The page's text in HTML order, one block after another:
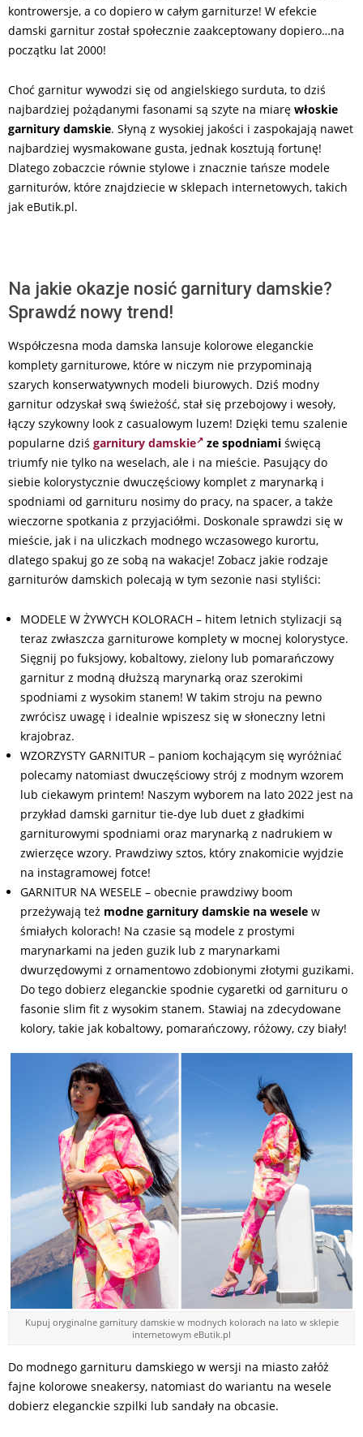
kontrowersje, a co dopiero w całym garniturze! W efekcie
damski garnitur został społecznie zaakceptowany dopiero…na
początku lat 2000!
Choć garnitur wywodzi się od angielskiego surduta, to dziś
najbardziej pożądanymi fasonami są szyte na miarę włoskie
garnitury damskie. Słyną z wysokiej jakości i zaspokajają nawet
najbardziej wysmakowane gusta, jednak kosztują fortunę!
Dlatego zobaczcie równie stylowe i znacznie tańsze modele
garniturów, które znajdziecie w sklepach internetowych, takich
jak eButik.pl.
Na jakie okazje nosić garnitury damskie?
Sprawdź nowy trend!
Współczesna moda damska lansuje kolorowe eleganckie
komplety garniturowe, które w niczym nie przypominają
szarych konserwatywnych modeli biurowych. Dziś modny
garnitur odzyskał swą świeżość, stał się przebojowy i wesoły,
łączy szykowny look z casualowym luzem! Dzięki temu szalenie
popularne dziś garnitury damskie ze spodniami święcą
triumfy nie tylko na weselach, ale i na mieście. Pasujący do
siebie kolorystycznie dwuczęściowy komplet z marynarką i
spodniami od garnituru nosimy do pracy, na spacer, a także
wieczorne spotkania z przyjaciółmi. Doskonale sprawdzi się w
mieście, jak i na uliczkach modnego wczasowego kurortu,
dlatego spakuj go ze sobą na wakacje! Zobacz jakie rodzaje
garniturów damskich polecają w tym sezonie nasi styliści:
MODELE W ŻYWYCH KOLORACH – hitem letnich stylizacji są
teraz zwłaszcza garniturowe komplety w mocnej kolorystyce.
Sięgnij po fuksjowy, kobaltowy, zielony lub pomarańczowy
garnitur z modną dłuższą marynarką oraz szerokimi
spodniami z wysokim stanem! W takim stroju na pewno
zwrócisz uwagę i idealnie wpiszesz się w słoneczny letni
krajobraz.
WZORZYSTY GARNITUR – paniom kochającym się wyróżniać
polecamy natomiast dwuczęściowy strój z modnym wzorem
lub ciekawym printem! Naszym wyborem na lato 2022 jest na
przykład damski garnitur tie-dye lub duet z gładkimi
garniturowymi spodniami oraz marynarką z nadrukiem w
zwierzęce wzory. Prawdziwy sztos, który znakomicie wyjdzie
na instagramowej fotce!
GARNITUR NA WESELE – obecnie prawdziwy boom
przeżywają też modne garnitury damskie na wesele w
śmiałych kolorach! Na czasie są modele z prostymi
marynarkami na jeden guzik lub z marynarkami
dwurzędowymi z ornamentowo zdobionymi złotymi guzikami.
Do tego dobierz eleganckie spodnie cygaretki od garnituru o
fasonie slim fit z wysokim stanem. Stawiaj na zdecydowane
kolory, takie jak kobaltowy, pomarańczowy, różowy, czy biały!
Kupuj oryginalne garnitury damskie w modnych kolorach na lato w sklepie
internetowym eButik.pl
Do modnego garnituru damskiego w wersji na miasto załóż
fajne kolorowe sneakersy, natomiast do wariantu na wesele
dobierz eleganckie szpilki lub sandały na obcasie.